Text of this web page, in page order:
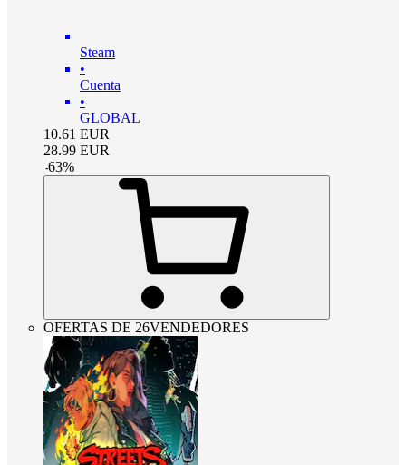
Steam
•
Cuenta
•
GLOBAL
10.61 EUR
28.99 EUR
-63%
OFERTAS DE 26VENDEDORES